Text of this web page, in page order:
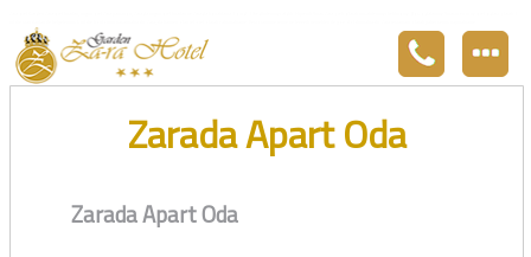
Zarada Apart Oda
Zarada Apart Oda